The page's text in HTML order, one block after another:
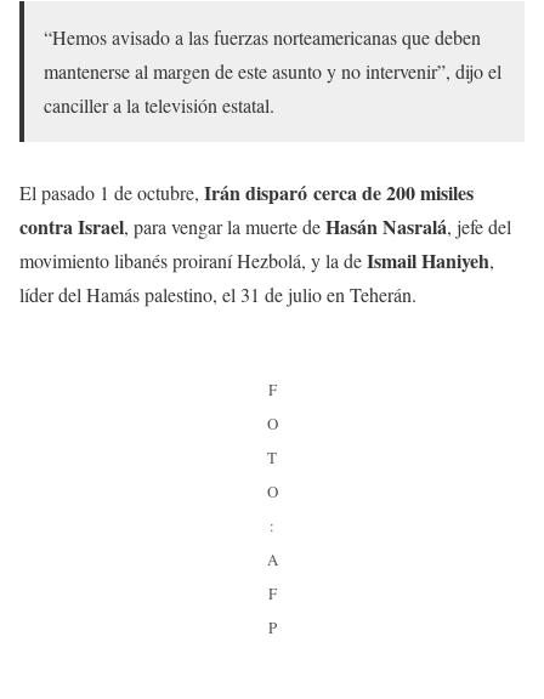
“Hemos avisado a las fuerzas norteamericanas que deben
mantenerse al margen de este asunto y no intervenir”, dijo el
canciller a la televisión estatal.
El pasado 1 de octubre, Irán disparó cerca de 200 misiles
contra Israel, para vengar la muerte deHasán Nasralá, jefe del
movimiento libanés proiraní Hezbolá, y la deIsmail Haniyeh,
líder del Hamás palestino, el 31 de julio en Teherán.
F
O
T
O
:
A
F
P